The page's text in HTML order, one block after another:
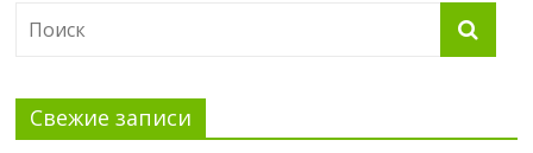
Свежие записи